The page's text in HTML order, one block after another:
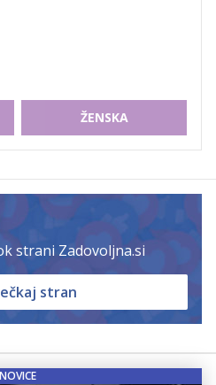
ŽENSKA
strani Zadovoljna.si
stran
NOVICE